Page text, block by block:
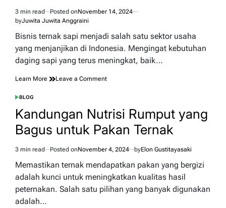
Estimated
read
time
3 min read Posted onNovember 14, 2024
byJuwita Juwita Anggraini
Bisnis ternak sapi menjadi salah satu sektor usaha
yang menjanjikan di Indonesia. Mengingat kebutuhan
daging sapi yang terus meningkat, baik…
Learn More Leave a Commenton
Cara
Sukses
Memulai
Ternak
di
Indonesia
POSTED
BLOG
Kandungan Nutrisi Rumput yang
Bagus untuk Pakan Ternak
Estimated
read
3 min read Posted onNovember 4, 2024 byElon Gustitayasaki
Memastikan ternak mendapatkan pakan yang bergizi
adalah kunci untuk meningkatkan kualitas hasil
peternakan. Salah satu pilihan yang banyak digunakan
adalah…